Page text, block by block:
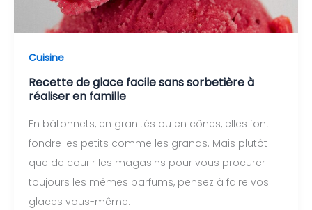
Cuisine
Recette de glace facile sans sorbetière à
réaliser en famille
En bâtonnets, en granités ou en cônes, elles font
fondre les petits comme les grands. Mais plutôt
que de courir les magasins pour vous procurer
toujours les mêmes parfums, pensez à faire vos
glaces vous-même.